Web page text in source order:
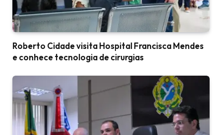
Roberto Cidade visita Hospital Francisca Mendes
e conhece tecnologia de cirurgias